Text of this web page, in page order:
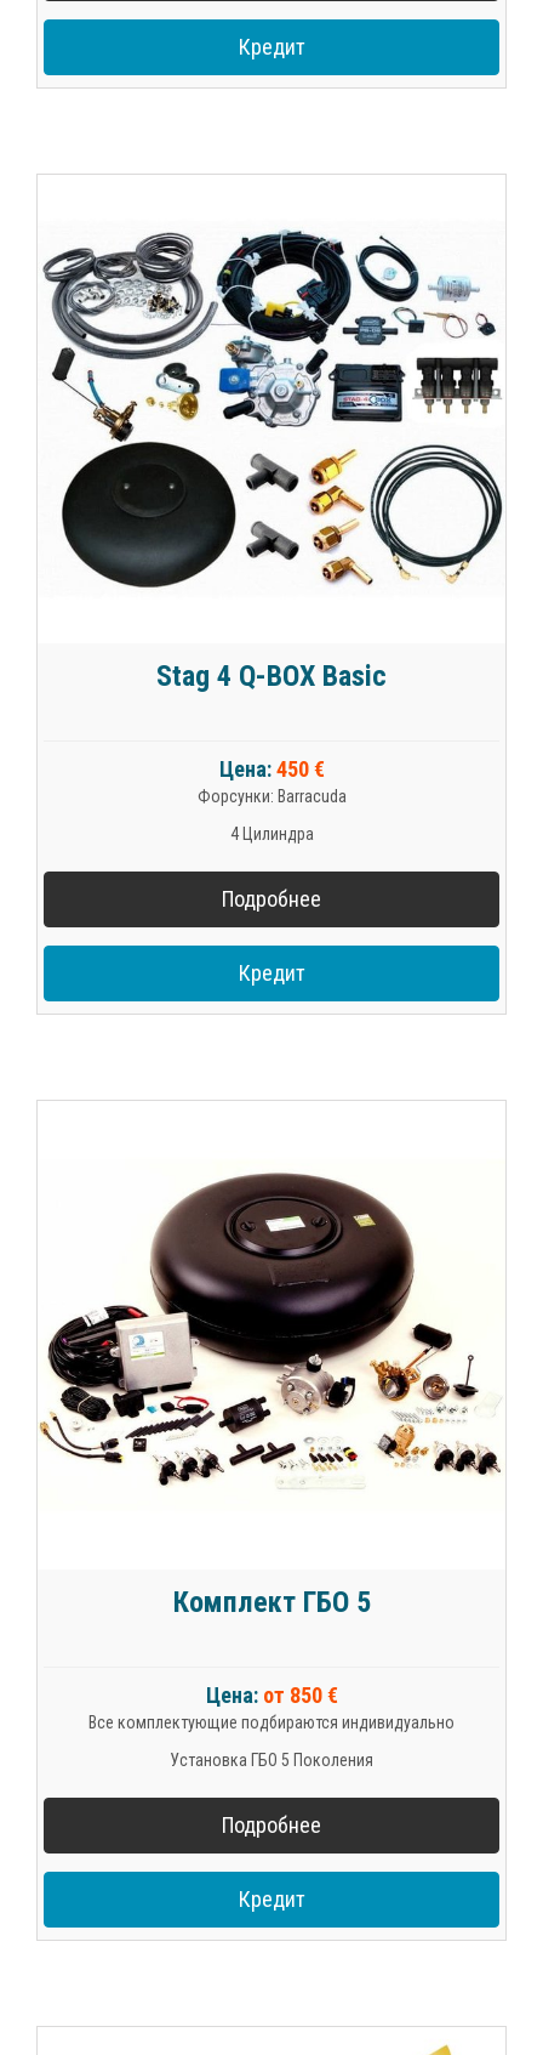
Кредит
Stag 4 Q-BOX Basic
Цена:450 €
Форсунки: Barracuda
4 Цилиндра
Подробнее
Кредит
Комплект ГБО 5
Цена: от 850 €
Все комплектующие подбираются индивидуально
Установка ГБО 5 Поколения
Подробнее
Кредит